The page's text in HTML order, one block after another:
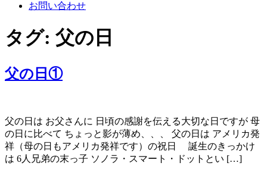
お問い合わせ
タグ: 父の日
父の日①
父の日は お父さんに 日頃の感謝を伝える大切な日ですが 母
の日に比べて ちょっと影が薄め、、、 父の日は アメリカ発
祥（母の日もアメリカ発祥です）の祝日 誕生のきっかけ
は 6人兄弟の末っ子 ソノラ・スマート・ドットとい […]